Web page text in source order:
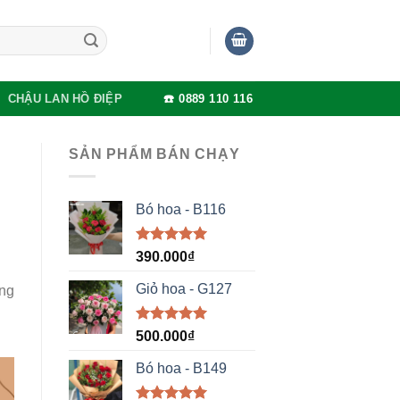
CHẬU LAN HỒ ĐIỆP ☎️ 0889 110 116
SẢN PHẨM BÁN CHẠY
Bó hoa - B116
Được xếp
5 sao
390.000₫
Giỏ hoa - G127
Được xếp
5 sao
500.000₫
Bó hoa - B149